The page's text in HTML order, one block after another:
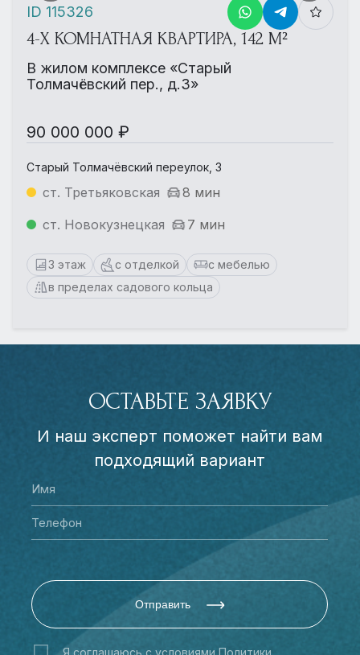
4-Х КОМНАТНАЯ КВАРТИРА, 142 М²
В жилом комплексе «Старый
Толмачёвский пер., д.3»
90 000 000 ₽
Старый Толмачёвский переулок, 3
ст. Третьяковская
8 мин
ст. Новокузнецкая
7 мин
3 этаж с отделкой
с мебелью
в пределах садового кольца
ID 115326
ОСТАВЬТЕ ЗАЯВКУ
И наш эксперт поможет найти вам
подходящий вариант
Отправить